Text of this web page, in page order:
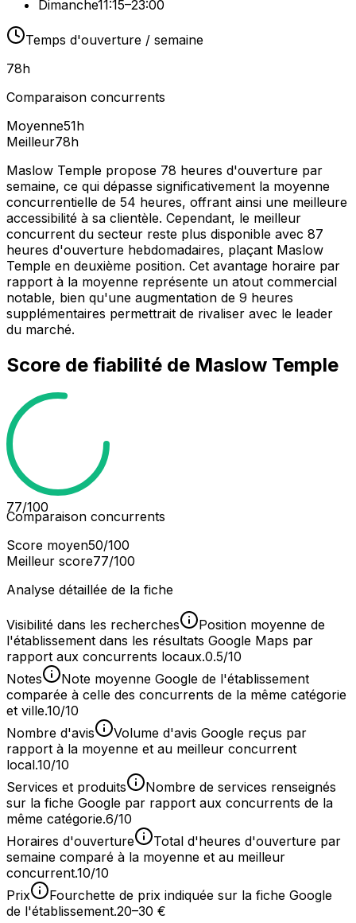
Dimanche11:15–23:00
Temps d'ouverture / semaine
78h
Comparaison concurrents
Moyenne51h
Meilleur78h
Maslow Temple propose 78 heures d'ouverture par
semaine, ce qui dépasse significativement la moyenne
concurrentielle de 54 heures, offrant ainsi une meilleure
accessibilité à sa clientèle. Cependant, le meilleur
concurrent du secteur reste plus disponible avec 87
heures d'ouverture hebdomadaires, plaçant Maslow
Temple en deuxième position. Cet avantage horaire par
rapport à la moyenne représente un atout commercial
notable, bien qu'une augmentation de 9 heures
supplémentaires permettrait de rivaliser avec le leader
du marché.
Score de fiabilité de Maslow Temple
77/100
Comparaison concurrents
Score moyen50/100
Meilleur score77/100
Analyse détaillée de la fiche
Visibilité dans les recherches
Position moyenne de
l'établissement dans les résultats Google Maps par
rapport aux concurrents locaux.0.5/10
Notes
Note moyenne Google de l'établissement
comparée à celle des concurrents de la même catégorie
et ville.10/10
Nombre d'avis
Volume d'avis Google reçus par
rapport à la moyenne et au meilleur concurrent
local.10/10
Services et produits
Nombre de services renseignés
sur la fiche Google par rapport aux concurrents de la
même catégorie.6/10
Horaires d'ouverture
Total d'heures d'ouverture par
semaine comparé à la moyenne et au meilleur
concurrent.10/10
Prix
Fourchette de prix indiquée sur la fiche Google
de l'établissement.20–30 €